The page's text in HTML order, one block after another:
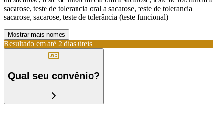
sacarose, teste de tolerancia oral a sacarose, teste de tolerancia
sacarose, sacarose, teste de tolerância (teste funcional)
Mostrar mais nomes
Resultado em até 2 dias úteis
Qual seu convênio?